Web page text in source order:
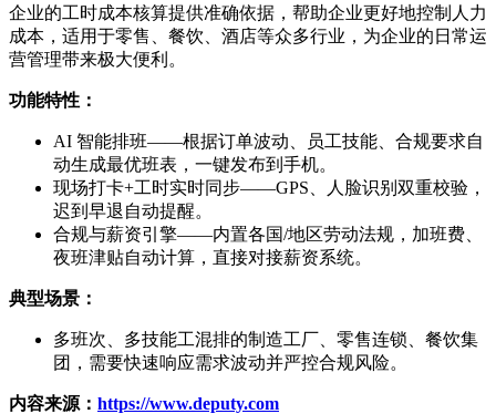
企业的工时成本核算提供准确依据，帮助企业更好地控制人力
成本，适用于零售、餐饮、酒店等众多行业，为企业的日常运
营管理带来极大便利。​
功能特性：
AI 智能排班——根据订单波动、员工技能、合规要求自
动生成最优班表，一键发布到手机。
现场打卡+工时实时同步——GPS、人脸识别双重校验，
迟到早退自动提醒。
合规与薪资引擎——内置各国/地区劳动法规，加班费、
夜班津贴自动计算，直接对接薪资系统。
典型场景：
多班次、多技能工混排的制造工厂、零售连锁、餐饮集
团，需要快速响应需求波动并严控合规风险。
内容来源 ： https://www.deputy.com